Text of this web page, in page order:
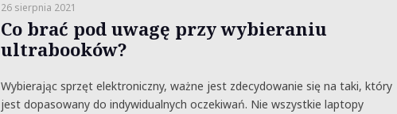
26 sierpnia 2021
Co brać pod uwagę przy wybieraniu
ultrabooków?
Wybierając sprzęt elektroniczny, ważne jest zdecydowanie się na taki, który
jest dopasowany do indywidualnych oczekiwań. Nie wszystkie laptopy